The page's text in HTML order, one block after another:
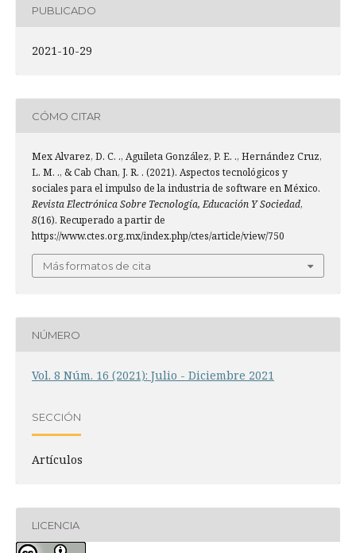
PUBLICADO
2021-10-29
CÓMO CITAR
Mex Alvarez, D. C. ., Aguileta González, P. E. ., Hernández Cruz,
L. M. ., & Cab Chan, J. R. . (2021). Aspectos tecnológicos y
sociales para el impulso de la industria de software en México.
Revista Electrónica Sobre Tecnología, Educación Y Sociedad,
8(16). Recuperado a partir de
https://www.ctes.org.mx/index.php/ctes/article/view/750
Más formatos de cita
NÚMERO
Vol. 8 Núm. 16 (2021): Julio - Diciembre 2021
SECCIÓN
Artículos
LICENCIA